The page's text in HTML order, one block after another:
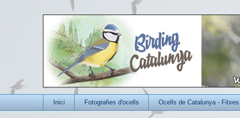
Un blog per conèixer millor els ocells que viuen a Catalunya
Inici Fotografies d'ocells Ocells de Catalunya - Fitxes